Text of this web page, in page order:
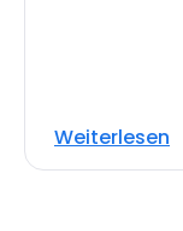
Weiterlesen